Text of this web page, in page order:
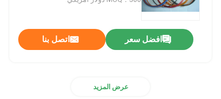
افضل سعر اتصل بنا
عرض المزيد